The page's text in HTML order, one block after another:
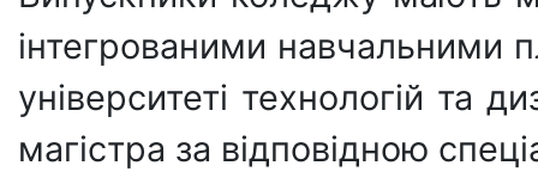
інтегрованими навчальними
університеті технологій та
магістра за відповідною